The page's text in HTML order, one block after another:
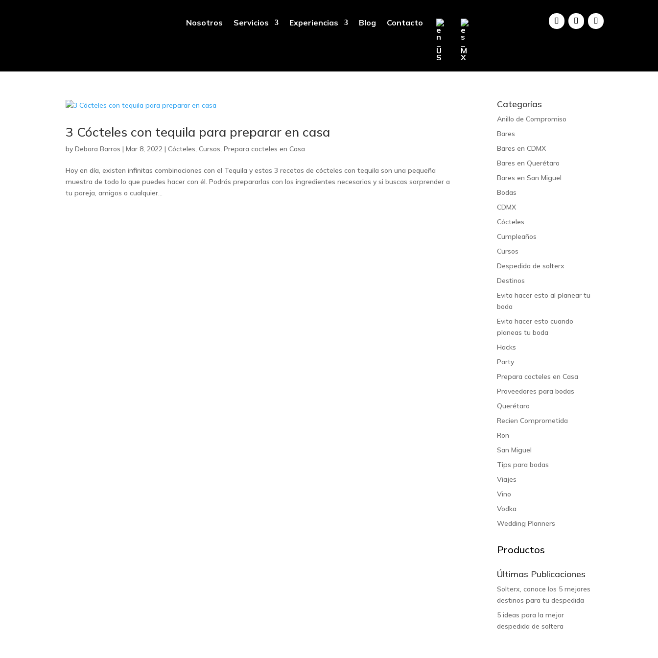
Nosotros Servicios Experiencias Blog Contacto
3 Cócteles con tequila para preparar en casa
byDebora Barros |Mar 8, 2022 |Cócteles,Cursos,Prepara cocteles en Casa
Hoy en día, existen infinitas combinaciones con el Tequila y estas 3 recetas de cócteles con tequila son una pequeña
muestra de todo lo que puedes hacer con él. Podrás prepararlas con los ingredientes necesarios y si buscas sorprender a
tu pareja, amigos o cualquier...
Categorías
Anillo de Compromiso
Bares
Bares en CDMX
Bares en Querétaro
Bares en San Miguel
Bodas
CDMX
Cócteles
Cumpleaños
Cursos
Despedida de solterx
Destinos
Evita hacer esto al planear tu
boda
Evita hacer esto cuando
planeas tu boda
Hacks
Party
Prepara cocteles en Casa
Proveedores para bodas
Querétaro
Recien Comprometida
Ron
San Miguel
Tips para bodas
Viajes
Vino
Vodka
Wedding Planners
Productos
Últimas Publicaciones
Solterx, conoce los 5 mejores
destinos para tu despedida
5 ideas para la mejor
despedida de soltera